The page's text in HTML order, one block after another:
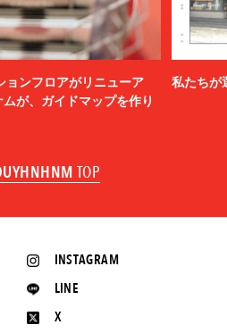
ョンフロアがリニューア
が、ガイドマップを作り
私たちが
TOP
INSTAGRAM
LINE
X